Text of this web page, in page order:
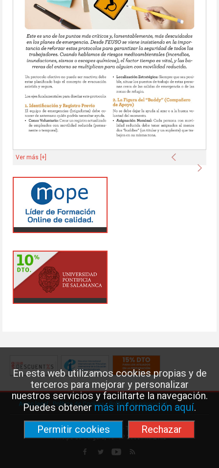
En esta web utilizamos cookies propias y de
terceros para mejorar y personalizar
nuestros servicios y facilitarte la navegación.
Puedes obtenermás información aquí.
Permitir cookies
Rechazar
Anterior
Ver más [+]
Aviso legal Política de Cookies· Política de privacidad
Federación de Enseñanza de USO · Teléfono: 91 577 41 13 ·
Príncipe de Vergara, 13 · 7º 28001 MADRID